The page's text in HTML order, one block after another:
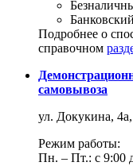
Подробнее о
справочном
самовывоза
ул. Докукина,
Режим работы:
Пн. – Пт.: с 9:00